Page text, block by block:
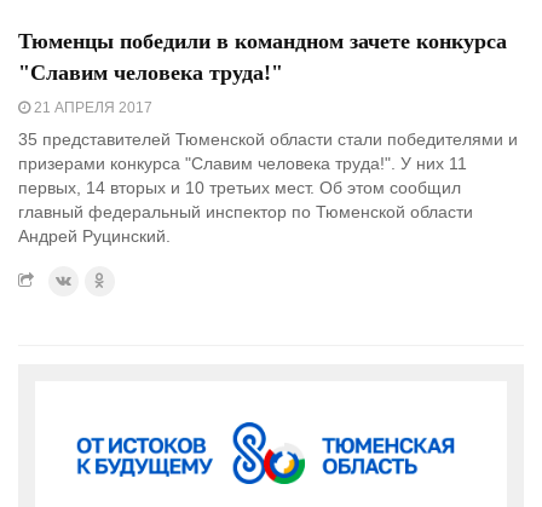
Тюменцы победили в командном зачете конкурса
"Славим человека труда!"
21 АПРЕЛЯ 2017
35 представителей Тюменской области стали победителями и
призерами конкурса "Славим человека труда!". У них 11
первых, 14 вторых и 10 третьих мест. Об этом сообщил
главный федеральный инспектор по Тюменской области
Андрей Руцинский.